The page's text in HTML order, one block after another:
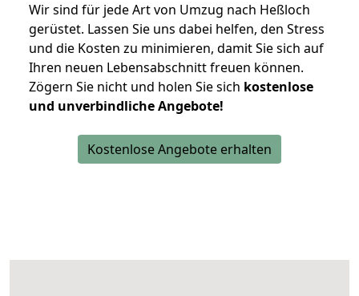
Wir sind für jede Art von Umzug nach Heßloch
gerüstet. Lassen Sie uns dabei helfen, den Stress
und die Kosten zu minimieren, damit Sie sich auf
Ihren neuen Lebensabschnitt freuen können.
Zögern Sie nicht und holen Sie sich kostenlose
und unverbindliche Angebote!
Kostenlose Angebote erhalten